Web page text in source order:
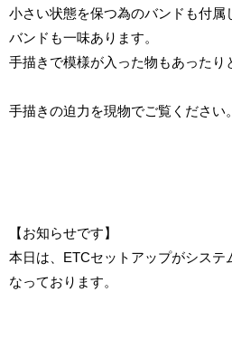
小さい状態を保つ為のバンドも付属
バンドも一味あります。
手描きで模様が入った物もあったり
手描きの迫力を現物でご覧ください。
【お知らせです】
本日は、ETCセットアップがシステ
なっております。